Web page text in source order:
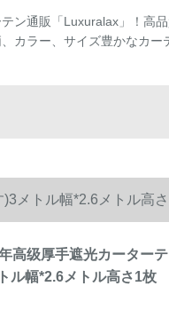
テン通販「Luxuralax」！高
、カラー、サイズ豊かなカ
メトル幅*2.6メトル高
高级厚手遮光カーター
ル幅*2.6メトル高さ1枚